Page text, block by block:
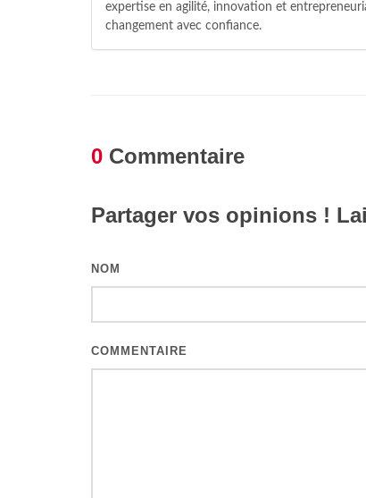
expertise en agilité, innovation et
changement avec confiance.
0 Commentaire
Partager vos opinions !
NOM
COMMENTAIRE